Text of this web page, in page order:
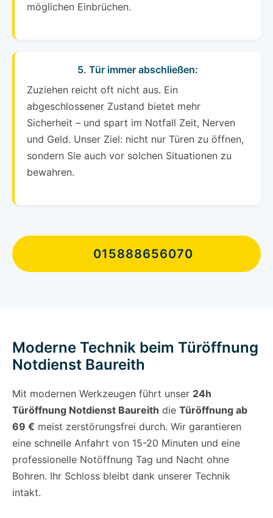
möglichen Einbrüchen.
5. Tür immer abschließen:
Zuziehen reicht oft nicht aus. Ein
abgeschlossener Zustand bietet mehr
Sicherheit – und spart im Notfall Zeit, Nerven
und Geld. Unser Ziel: nicht nur Türen zu öffnen,
sondern Sie auch vor solchen Situationen zu
bewahren.
015888656070
Moderne Technik beim Türöffnung
Notdienst Baureith
Mit modernen Werkzeugen führt unser 24h
Türöffnung Notdienst Baureith die Türöffnung ab
69 € meist zerstörungsfrei durch. Wir garantieren
eine schnelle Anfahrt von 15-20 Minuten und eine
professionelle Notöffnung Tag und Nacht ohne
Bohren. Ihr Schloss bleibt dank unserer Technik
intakt.